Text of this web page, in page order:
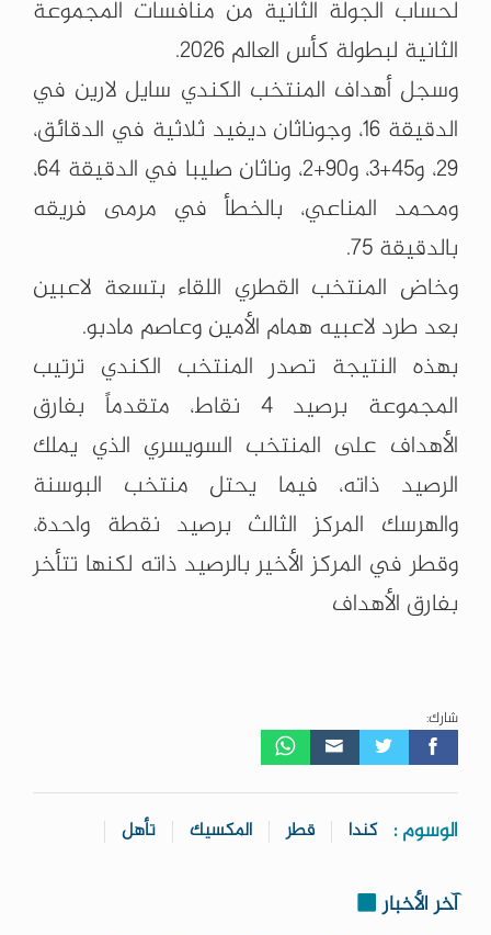
لحساب الجولة الثانية من منافسات ‏المجموعة
الثانية لبطولة كأس العالم 2026.‏
وسجل أهداف المنتخب الكندي سايل لارين في
الدقيقة 16، وجوناثان ديفيد ثلاثية في ‏الدقائق،
29، و45+3، و90+2، وناثان صليبا في الدقيقة 64،
ومحمد المناعي، بالخطأ ‏في مرمى فريقه
بالدقيقة 75.‏
وخاض المنتخب القطري اللقاء بتسعة لاعبين
بعد طرد لاعبيه همام الأمين وعاصم ‏مادبو.‏
بهذه النتيجة تصدر المنتخب الكندي ترتيب
المجموعة برصيد 4 نقاط، متقدماً بفارق
‏الأهداف على المنتخب السويسري الذي يملك
الرصيد ذاته، فيما يحتل منتخب البوسنة
‏والهرسك المركز الثالث برصيد نقطة واحدة،
وقطر في المركز الأخير بالرصيد ذاته ‏لكنها تتأخر
بفارق الأهداف
شارك:
الوسوم : كندا قطر المكسيك تأهل
آخر الأخبار